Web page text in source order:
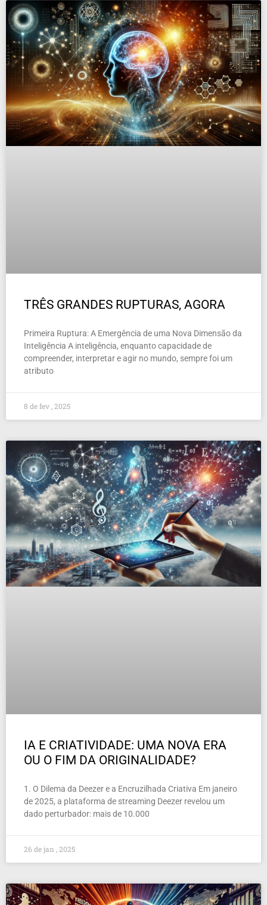
TRÊS GRANDES RUPTURAS, AGORA
Primeira Ruptura: A Emergência de uma Nova Dimensão da
Inteligência A inteligência, enquanto capacidade de
compreender, interpretar e agir no mundo, sempre foi um
atributo
8 de fev , 2025
IA E CRIATIVIDADE: UMA NOVA ERA
OU O FIM DA ORIGINALIDADE?
1. O Dilema da Deezer e a Encruzilhada Criativa Em janeiro
de 2025, a plataforma de streaming Deezer revelou um
dado perturbador: mais de 10.000
26 de jan , 2025